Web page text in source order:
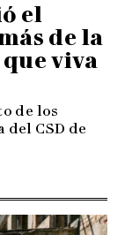
el
de la
viva
de los
del CSD de